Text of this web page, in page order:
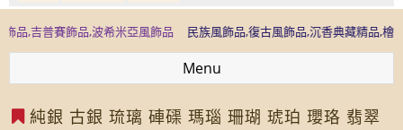
飾品,波希米亞風飾品 民族風飾品,復古風飾品,沉香典藏精品,檜木典藏精
Menu
純銀 古銀 琉璃 硨磲 瑪瑙 珊瑚 琥珀 瓔珞 翡翠